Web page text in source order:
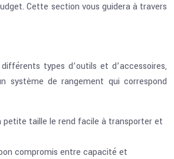
Cette section vous guidera à travers
types d’outils et d’accessoires,
système de rangement qui correspond
petite taille le rend facile à transporter et
compromis entre capacité et